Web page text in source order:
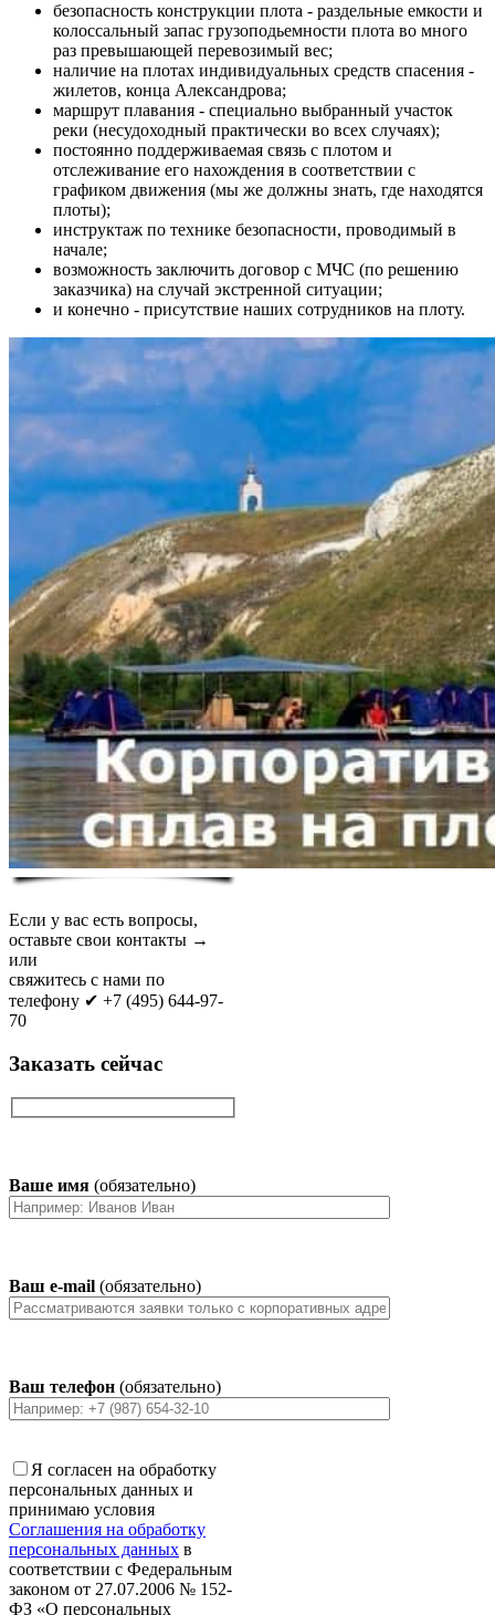
безопасность конструкции плота - раздельные емкости и
колоссальный запас грузоподьемности плота во много
раз превышающей перевозимый вес;
наличие на плотах индивидуальных средств спасения -
жилетов, конца Александрова;
маршрут плавания - специально выбранный участок
реки (несудоходный практически во всех случаях);
постоянно поддерживаемая связь с плотом и
отслеживание его нахождения в соответствии с
графиком движения (мы же должны знать, где находятся
плоты);
инструктаж по технике безопасности, проводимый в
начале;
возможность заключить договор с МЧС (по решению
заказчика) на случай экстренной ситуации;
и конечно - присутствие наших сотрудников на плоту.
Если у вас есть вопросы,
оставьте свои контакты →
или
свяжитесь с нами по
телефону ✔ +7 (495) 644-97-
70
Заказать сейчас
Ваше имя (обязательно)
Ваш e-mail (обязательно)
Ваш телефон (обязательно)
Я согласен на обработку
персональных данных и
принимаю условия
Соглашения на обработку
персональных данных в
соответствии с Федеральным
законом от 27.07.2006 № 152-
ФЗ «О персональных